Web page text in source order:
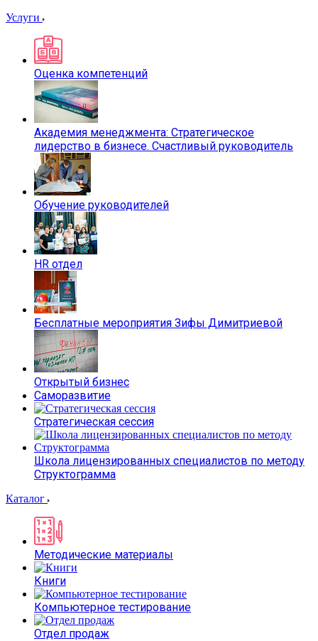
Услуги
Оценка компетенций
Академия менеджмента: Стратегическое
лидерство в бизнесе. Счастливый руководитель
Обучение руководителей
HR отдел
Бесплатные мероприятия Зифы Димитриевой
Открытый бизнес
Саморазвитие
Стратегическая сессия
Школа лицензированных специалистов по методу
Структограмма
Каталог
Методические материалы
Книги
Компьютерное тестирование
Отдел продаж